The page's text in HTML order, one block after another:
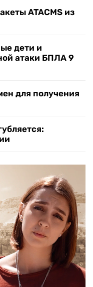
ATACMS из
дети и
атаки БПЛА 9
для получения